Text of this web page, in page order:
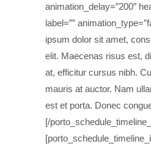
animation_delay=”200″
label=””
ipsum dolor sit amet,
elit. Maecenas risus est,
at, efficitur cursus nibh.
mauris at auctor. Nam
est et porta. Donec
[/